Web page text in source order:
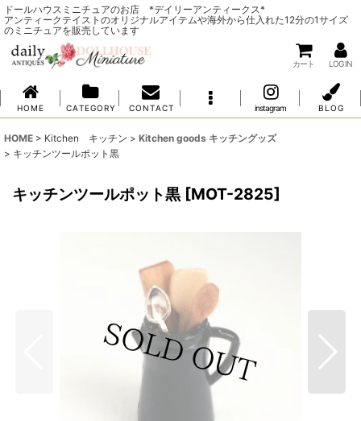
ドールハウスミニチュアのお店 *デイリーアンティークス*
アンティークテイストのオリジナルアイテムや海外から仕入れた12分の1サイズ
のミニチュアを販売しています
カート LOG IN
H O M E C A T E G O R Y C O N T A C T instagram B L O G
HOME > Kitchen キッチン > Kitchen goods キッチングッズ
> キッチンツールポット黒
キッチンツールポット黒 [MOT-2825]